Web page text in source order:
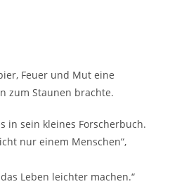
Feuer und Mut eine
zum Staunen brachte.
in sein kleines Forscherbuch.
nur einem Menschen“,
Leben leichter machen.“